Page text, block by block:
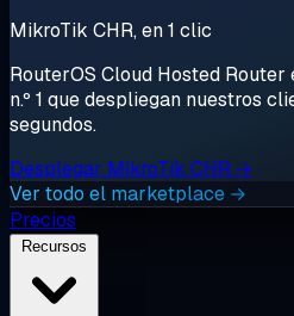
MikroTik CHR, en 1 clic
RouterOS Cloud Hosted Router
n.º 1 que despliegan nuestros
segundos.
Desplegar MikroTik CHR →
Ver todo el marketplace →
Precios